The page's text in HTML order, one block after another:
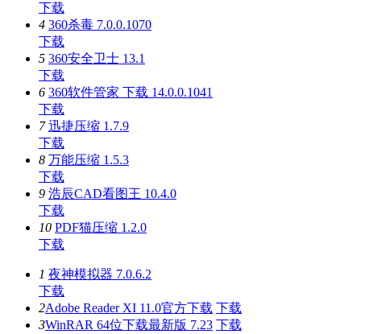
下载
4 360杀毒 7.0.0.1070
下载
5 360安全卫士 13.1
下载
6 360软件管家 下载 14.0.0.1041
下载
7 迅捷压缩 1.7.9
下载
8 万能压缩 1.5.3
下载
9 浩辰CAD看图王 10.4.0
下载
10 PDF猫压缩 1.2.0
下载
1 夜神模拟器 7.0.6.2
下载
2Adobe Reader XI 11.0官方下载 下载
3WinRAR 64位下载最新版 7.23 下载